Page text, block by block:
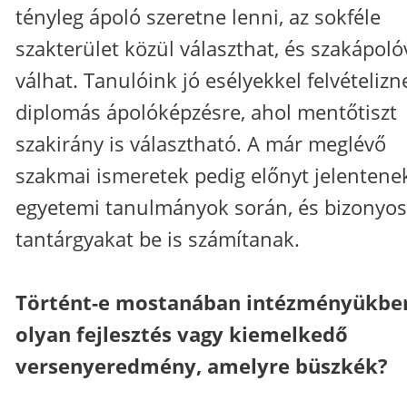
tényleg ápoló szeretne lenni, az sokféle
szakterület közül választhat, és
válhat. Tanulóink jó esélyekkel
diplomás ápolóképzésre, ahol mentőtiszt
szakirány is választható. A már meglévő
szakmai ismeretek pedig előnyt
egyetemi tanulmányok során, és bizonyos
tantárgyakat be is számítanak.
Történt-e mostanában
olyan fejlesztés vagy kiemelkedő
versenyeredmény, amelyre büszkék?